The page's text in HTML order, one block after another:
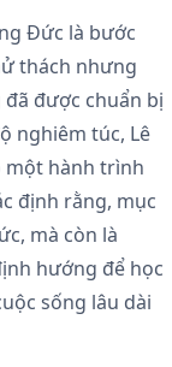
Đức là bước
thách nhưng
được chuẩn bị
nghiêm túc, Lê
một hành trình
định rằng, mục
mà còn là
hướng để học
sống lâu dài